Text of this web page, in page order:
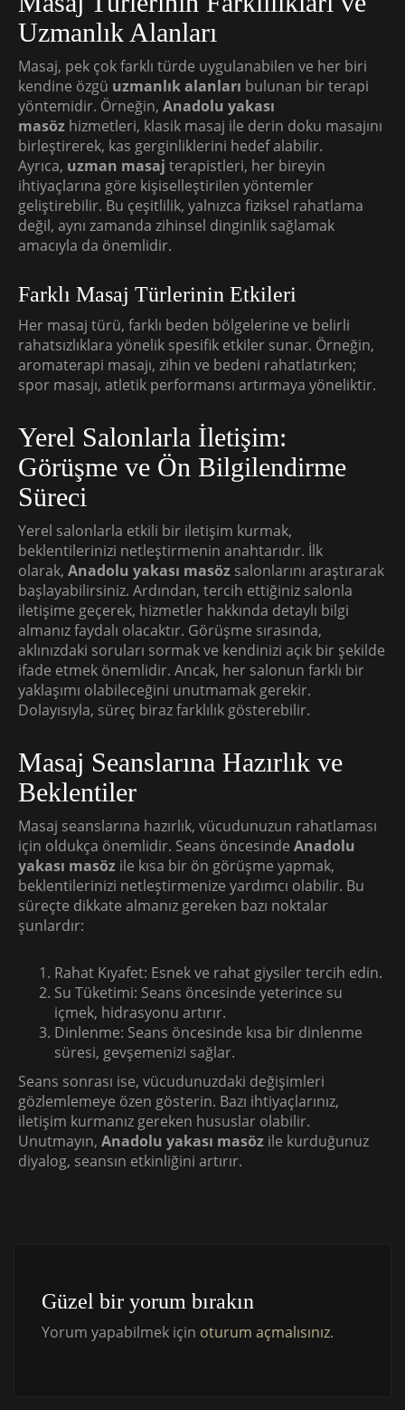
Uzmanlık Alanları
Masaj, pek çok farklı türde uygulanabilen ve her biri
kendine özgü uzmanlık alanları bulunan bir terapi
yöntemidir. Örneğin, Anadolu yakası
masöz hizmetleri, klasik masaj ile derin doku masajını
birleştirerek, kas gerginliklerini hedef alabilir.
Ayrıca, uzman masaj terapistleri, her bireyin
ihtiyaçlarına göre kişiselleştirilen yöntemler
geliştirebilir. Bu çeşitlilik, yalnızca fiziksel rahatlama
değil, aynı zamanda zihinsel dinginlik sağlamak
amacıyla da önemlidir.
Farklı Masaj Türlerinin Etkileri
Her masaj türü, farklı beden bölgelerine ve belirli
rahatsızlıklara yönelik spesifik etkiler sunar. Örneğin,
aromaterapi masajı, zihin ve bedeni rahatlatırken;
spor masajı, atletik performansı artırmaya yöneliktir.
Yerel Salonlarla İletişim:
Görüşme ve Ön Bilgilendirme
Süreci
Yerel salonlarla etkili bir iletişim kurmak,
beklentilerinizi netleştirmenin anahtarıdır. İlk
olarak, Anadolu yakası masöz salonlarını araştırarak
başlayabilirsiniz. Ardından, tercih ettiğiniz salonla
iletişime geçerek, hizmetler hakkında detaylı bilgi
almanız faydalı olacaktır. Görüşme sırasında,
aklınızdaki soruları sormak ve kendinizi açık bir şekilde
ifade etmek önemlidir. Ancak, her salonun farklı bir
yaklaşımı olabileceğini unutmamak gerekir.
Dolayısıyla, süreç biraz farklılık gösterebilir.
Masaj Seanslarına Hazırlık ve
Beklentiler
Masaj seanslarına hazırlık, vücudunuzun rahatlaması
için oldukça önemlidir. Seans öncesinde Anadolu
yakası masöz ile kısa bir ön görüşme yapmak,
beklentilerinizi netleştirmenize yardımcı olabilir. Bu
süreçte dikkate almanız gereken bazı noktalar
şunlardır:
Rahat Kıyafet: Esnek ve rahat giysiler tercih edin.
Su Tüketimi: Seans öncesinde yeterince su
içmek, hidrasyonu artırır.
Dinlenme: Seans öncesinde kısa bir dinlenme
süresi, gevşemenizi sağlar.
Seans sonrası ise, vücudunuzdaki değişimleri
gözlemlemeye özen gösterin. Bazı ihtiyaçlarınız,
iletişim kurmanız gereken hususlar olabilir.
Unutmayın, Anadolu yakası masöz ile kurduğunuz
diyalog, seansın etkinliğini artırır.
Güzel bir yorum bırakın
Yorum yapabilmek için oturum açmalısınız.